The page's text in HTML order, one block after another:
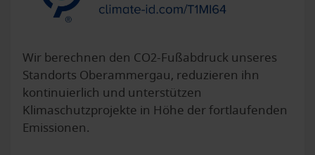
Wir berechnen den CO2-Fußabdruck unseres
Standorts Oberammergau, reduzieren ihn
kontinuierlich und unterstützen
Klimaschutzprojekte in Höhe der fortlaufenden
Emissionen.